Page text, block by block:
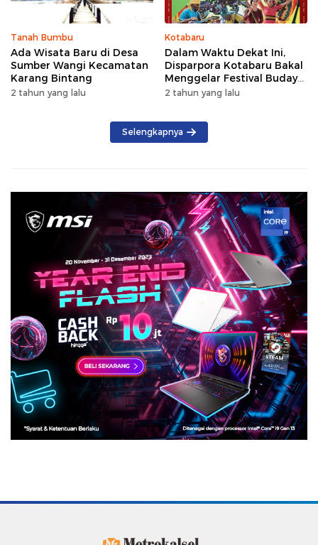
Tanah Bumbu
Ada Wisata Baru di Desa
Sumber Wangi Kecamatan
Karang Bintang
2 tahun yang lalu
Kotabaru
Dalam Waktu Dekat Ini,
Disparpora Kotabaru Bakal
Menggelar Festival Budaya
Saijaan 2024
2 tahun yang lalu
Selengkapnya